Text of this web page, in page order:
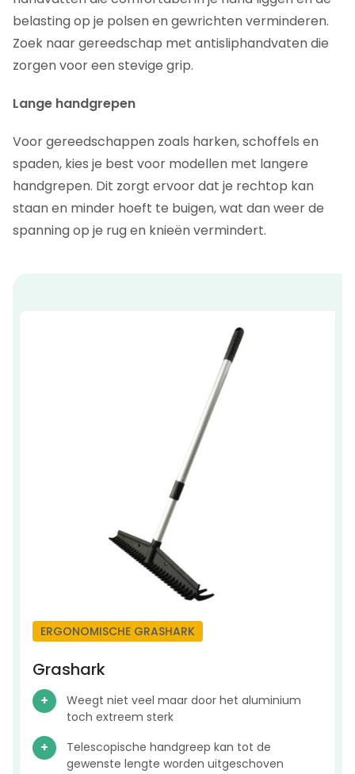
belasting op je polsen en gewrichten verminderen.
Zoek naar gereedschap met antisliphandvaten die
zorgen voor een stevige grip.
Lange handgrepen
Voor gereedschappen zoals harken, schoffels en
spaden, kies je best voor modellen met langere
handgrepen. Dit zorgt ervoor dat je rechtop kan
staan en minder hoeft te buigen, wat dan weer de
spanning op je rug en knieën vermindert.
ERGONOMISCHE GRASHARK
Grashark
Weegt niet veel maar door het aluminium
toch extreem sterk
Telescopische handgreep kan tot de
gewenste lengte worden uitgeschoven